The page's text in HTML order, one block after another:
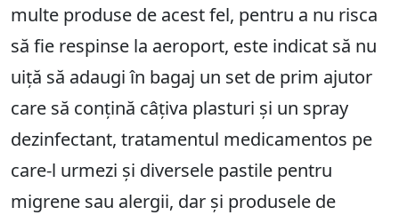
multe produse de acest fel, pentru a nu risca
să fie respinse la aeroport, este indicat să nu
uiță să adaugi în bagaj un set de prim ajutor
care să conțină câțiva plasturi și un spray
dezinfectant, tratamentul medicamentos pe
care-l urmezi și diversele pastile pentru
migrene sau alergii, dar și produsele de